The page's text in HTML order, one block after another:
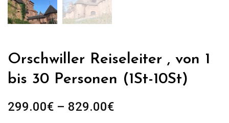
Orschwiller Reiseleiter , von 1
bis 30 Personen (1St-10St)
299.00€ – 829.00€Preisspanne: